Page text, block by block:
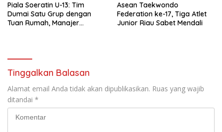
Piala Soeratin U-13: Tim
Dumai Satu Grup dengan
Tuan Rumah, Manajer
Asean Taekwondo
Federation ke-17, Tiga Atlet
Junior Riau Sabet Mendali
Tinggalkan Balasan
Alamat email Anda tidak akan dipublikasikan. Ruas yang wajib
ditandai *